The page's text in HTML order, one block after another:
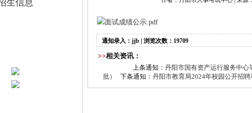
生信息
面试成绩公示.pdf
通知录入：jjb | 浏览次数：19709
>>相关资讯：
上条通知： 丹阳市国有资产运行服务中心
批）
下条通知： 丹阳市教育局2024年校园公开招